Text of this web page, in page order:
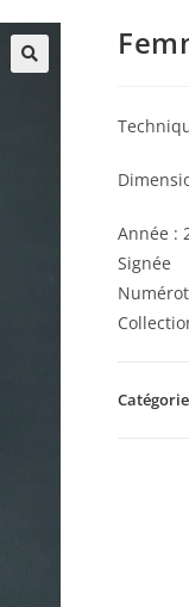
Année :
Signée